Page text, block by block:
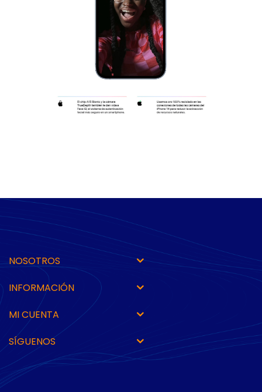
NOSOTROS
INFORMACIÓN
MI CUENTA
SÍGUENOS